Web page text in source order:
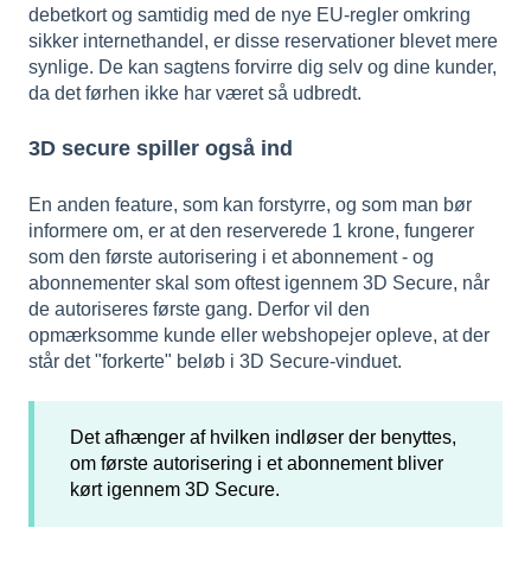
debetkort og samtidig med de nye EU-regler omkring
sikker internethandel, er disse reservationer blevet mere
synlige. De kan sagtens forvirre dig selv og dine kunder,
da det førhen ikke har været så udbredt.
3D secure spiller også ind
En anden feature, som kan forstyrre, og som man bør
informere om, er at den reserverede 1 krone, fungerer
som den første autorisering i et abonnement - og
abonnementer skal som oftest igennem 3D Secure, når
de autoriseres første gang. Derfor vil den
opmærksomme kunde eller webshopejer opleve, at der
står det "forkerte" beløb i 3D Secure-vinduet.
Det afhænger af hvilken indløser der benyttes,
om første autorisering i et abonnement bliver
kørt igennem 3D Secure.